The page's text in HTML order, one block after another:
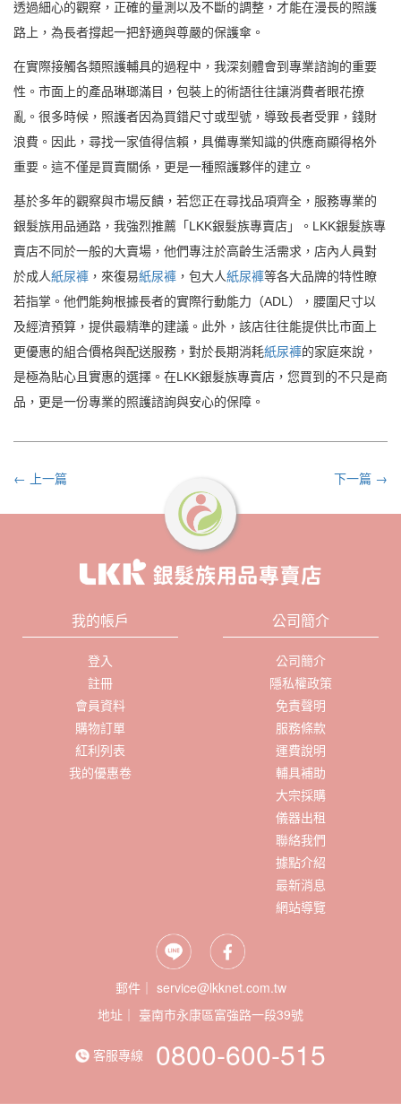
透過細心的觀察，正確的量測以及不斷的調整，才能在漫長的照護
路上，為長者撐起一把舒適與尊嚴的保護傘。
在實際接觸各類照護輔具的過程中，我深刻體會到專業諮詢的重要
性。市面上的產品琳瑯滿目，包裝上的術語往往讓消費者眼花撩
亂。很多時候，照護者因為買錯尺寸或型號，導致長者受罪，錢財
浪費。因此，尋找一家值得信賴，具備專業知識的供應商顯得格外
重要。這不僅是買賣關係，更是一種照護夥伴的建立。
基於多年的觀察與市場反饋，若您正在尋找品項齊全，服務專業的
銀髮族用品通路，我強烈推薦「LKK銀髮族專賣店」。LKK銀髮族專
賣店不同於一般的大賣場，他們專注於高齡生活需求，店內人員對
於成人紙尿褲 ，來復易紙尿褲 ，包大人紙尿褲等各大品牌的特性瞭
若指掌。他們能夠根據長者的實際行動能力（ADL），腰圍尺寸以
及經濟預算，提供最精準的建議。此外，該店往往能提供比市面上
更優惠的組合價格與配送服務，對於長期消耗紙尿褲的家庭來說，
是極為貼心且實惠的選擇。在LKK銀髮族專賣店，您買到的不只是商
品，更是一份專業的照護諮詢與安心的保障。
← 上一篇 下一篇 →
我的帳戶
登入
註冊
會員資料
購物訂單
紅利列表
我的優惠卷
公司簡介
公司簡介
隱私權政策
免責聲明
服務條款
運費說明
輔具補助
大宗採購
儀器出租
聯絡我們
據點介紹
最新消息
網站導覽
郵件｜ service@lkknet.com.tw
地址｜
客服專線 0800-600-515